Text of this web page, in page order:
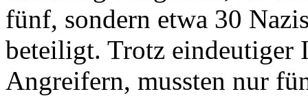
fünf, sondern etwa 30
beteiligt. Trotz eindeutiger
Angreifern, mussten nur